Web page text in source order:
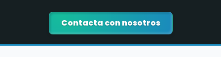
Contacta con nosotros